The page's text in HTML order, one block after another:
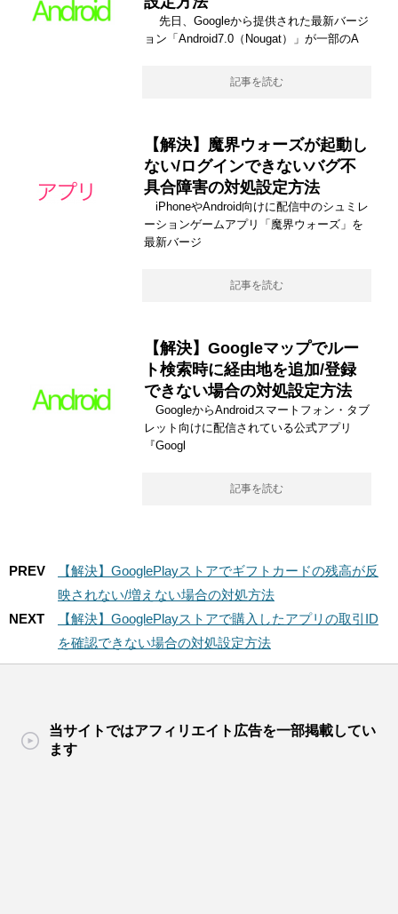
先日、Googleから提供された最新バージ
ョン「Android7.0（Nougat）」が一部のA
記事を読む
【解決】魔界ウォーズが起動し
ない/ログインできないバグ不
具合障害の対処設定方法
iPhoneやAndroid向けに配信中のシュミレ
ーションゲームアプリ「魔界ウォーズ」を
最新バージ
記事を読む
【解決】Googleマップでルー
ト検索時に経由地を追加/登録
できない場合の対処設定方法
GoogleからAndroidスマートフォン・タブ
レット向けに配信されている公式アプリ
『Googl
記事を読む
PREV
【解決】GooglePlayストアでギフトカードの残高が反
映されない/増えない場合の対処方法
NEXT
【解決】GooglePlayストアで購入したアプリの取引ID
を確認できない場合の対処設定方法
当サイトではアフィリエイト広告を一部掲載してい
ます